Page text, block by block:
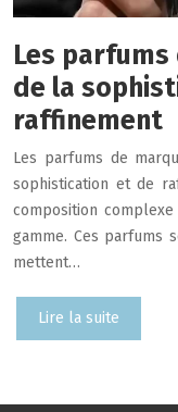
Les parfums
de la
raffinement
Les parfums de
sophistication et de
composition
gamme. Ces parfums
mettent…
Lire la suite